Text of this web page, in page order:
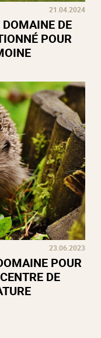
21.04.2024
DE
POUR
23.06.2023
POUR
DE